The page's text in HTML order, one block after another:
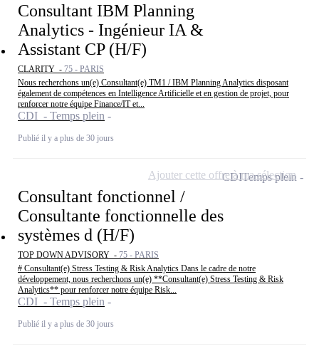
Consultant IBM Planning
Analytics - Ingénieur IA &
Assistant CP (H/F)
CLARITY - 75 - PARIS
Nous recherchons un(e) Consultant(e) TM1 / IBM Planning Analytics disposant
également de compétences en Intelligence Artificielle et en gestion de projet, pour
renforcer notre équipe Finance/IT et...
CDI - Temps plein
Publié il y a plus de 30 jours
Consultant fonctionnel /
Consultante fonctionnelle des
systèmes d (H/F)
TOP DOWN ADVISORY - 75 - PARIS
# Consultant(e) Stress Testing & Risk Analytics Dans le cadre de notre
développement, nous recherchons un(e) **Consultant(e) Stress Testing & Risk
Analytics** pour renforcer notre équipe Risk...
CDI - Temps plein
Publié il y a plus de 30 jours
CDITemps plein
Ajouter cette offre à ma sélection